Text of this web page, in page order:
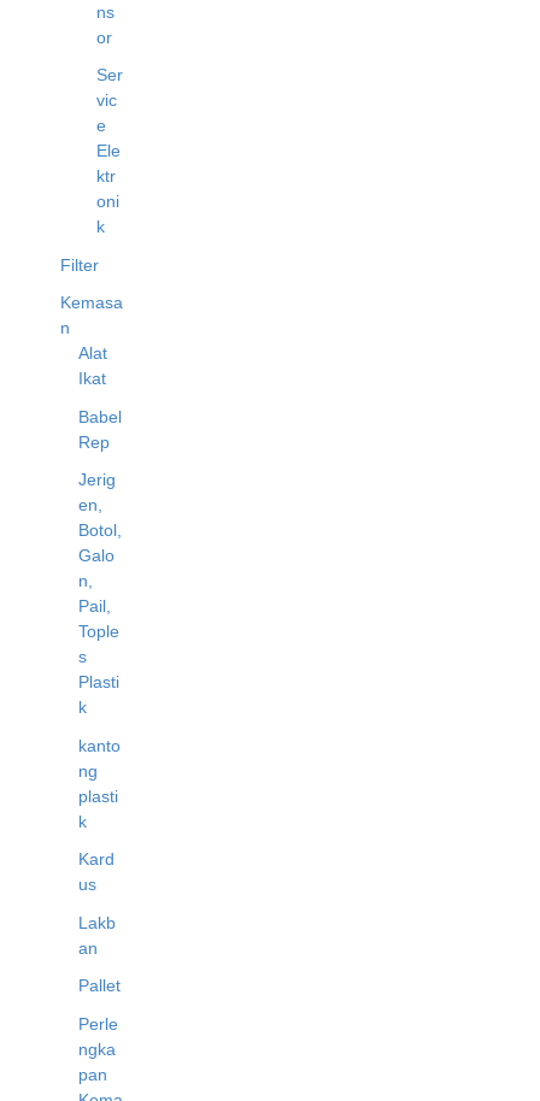
ns
or
Ser
vic
e
Ele
ktr
oni
k
Filter
Kemasa
n
Alat
Ikat
Babel
Rep
Jerig
en,
Botol,
Galo
n,
Pail,
Tople
s
Plasti
k
kanto
ng
plasti
k
Kard
us
Lakb
an
Pallet
Perle
ngka
pan